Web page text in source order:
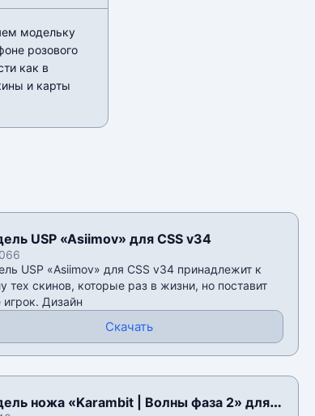
модельку
розового
как в
и карты
USP «Asiimov» для CSS v34
USP «Asiimov» для CSS v34 принадлежит к
тех скинов, которые раз в жизни, но поставит
игрок. Дизайн
Скачать
ножа «Karambit | Волны фаза 2» для